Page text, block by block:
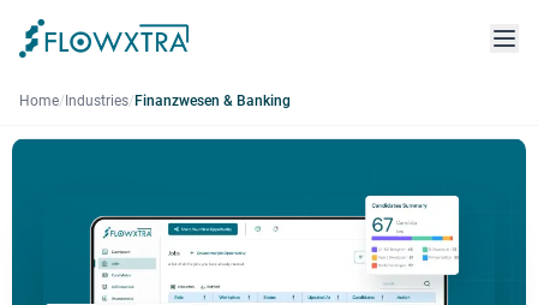
Home/ Industries/ Finanzwesen & Banking